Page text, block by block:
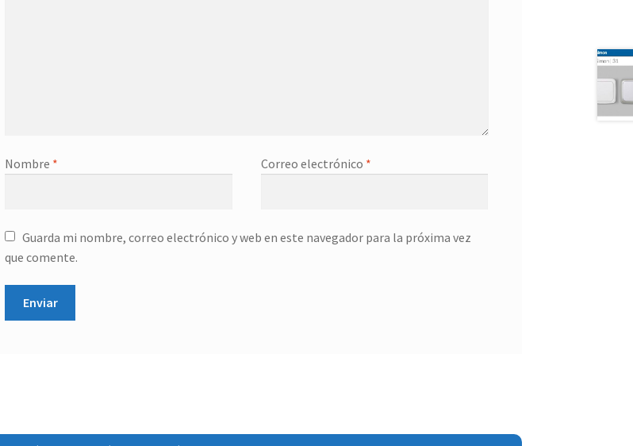
Nombre * Correo electrónico *
Guarda mi nombre, correo electrónico y web en este navegador para la próxima vez
que comente.